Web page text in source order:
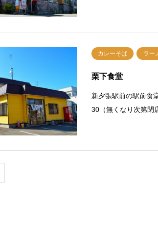
カレーそば ラー
栗下食堂
新夕張駅前の駅前食
30（無くなり次第閉